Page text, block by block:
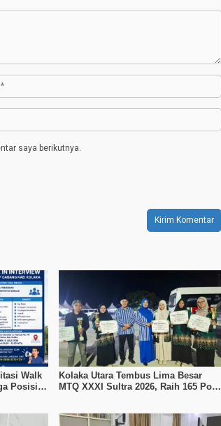
saya berikutnya.
Walk
Posisi
Kolaka Utara Tembus Lima Besar
MTQ XXXI Sultra 2026, Raih 165 Poin